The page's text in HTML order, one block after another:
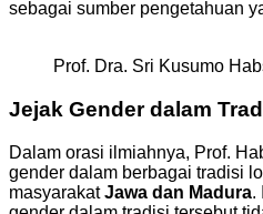
sebagai sumber pengetahuan
Prof. Dra. Sri Kusumo
Jejak Gender dalam
Dalam orasi ilmiahnya, Prof.
gender dalam berbagai tradisi
masyarakatJawa dan Madura.